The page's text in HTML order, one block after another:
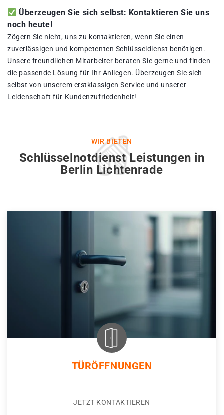
Überzeugen Sie sich selbst: Kontaktieren Sie uns
noch heute!
Zögern Sie nicht, uns zu kontaktieren, wenn Sie einen
zuverlässigen und kompetenten Schlüsseldienst benötigen.
Unsere freundlichen Mitarbeiter beraten Sie gerne und finden
die passende Lösung für Ihr Anliegen. Überzeugen Sie sich
selbst von unserem erstklassigen Service und unserer
Leidenschaft für Kundenzufriedenheit!
WIR BIETEN
Schlüsselnotdienst Leistungen in
Berlin Lichtenrade
TÜRÖFFNUNGEN
JETZT KONTAKTIEREN